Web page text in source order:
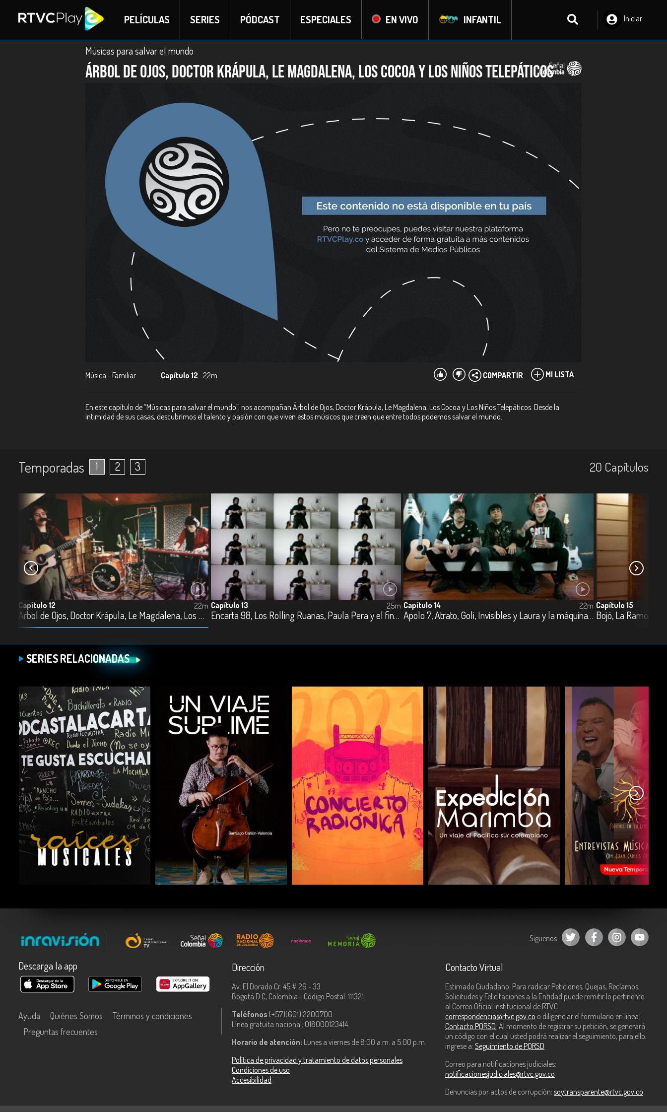
PELÍCULAS SERIES PÓDCAST ESPECIALES EN VIVO INFANTIL
Iniciar
Músicas para salvar el mundo
Árbol de Ojos, Doctor Krápula, Le Magdalena, Los Cocoa y Los Niños Telepáticos
Música - Familiar Capítulo 12 22m MI LISTA
COMPARTIR
En este capítulo de “Músicas para salvar el mundo”, nos acompañan Árbol de Ojos, Doctor Krápula, Le Magdalena, Los Cocoa y Los Niños Telepáticos. Desde la
intimidad de sus casas, descubrimos el talento y pasión con que viven estos músicos que creen que entre todos podemos salvar el mundo.
Temporadas 1 2 3 20 Capí­tulos
Capítulo 12
Árbol de Ojos, Doctor Krápula, Le Magdalena, Los Cocoa y Los Niños Telepáticos
22m Capítulo 13
Encarta 98, Los Rolling Ruanas, Paula Pera y el fin de los tiempos, Soy Emilia y Surcos
25m Capítulo 14
Apolo 7, Atrato, Goli, Invisibles y Laura y la máquina de escribir
22m Capítulo 15
SERIES RELACIONADAS
COMPARTIR COMPARTIR COMPARTIR
Síguenos
Descarga la app
Ayuda Quiénes Somos
Términos y condiciones
Preguntas frecuentes
Dirección
Av. El Dorado Cr. 45 # 26 - 33
Bogotá D.C, Colombia - Código Postal: 111321
Teléfonos (+57)(601) 2200700.
Línea gratuita nacional: 018000123414.
Horario de atención: Lunes a viernes de 8:00 a.m. a 5:00 p.m.
Política de privacidad y tratamiento de datos personales
Condiciones de uso
Accesibilidad
Contacto Virtual
Estimado Ciudadano: Para radicar Peticiones, Quejas, Reclamos,
Solicitudes y Felicitaciones a la Entidad puede remitir lo pertinente
al Correo Oficial Institucional de RTVC
correspondencia@rtvc.gov.co o diligenciar el formulario en línea:
Contacto PQRSD . Al momento de registrar su petición, se generará
un código con el cual usted podrá realizar el seguimiento, para ello,
ingrese a: Seguimiento de PQRSD
Correo para notificaciones judiciales:
notificacionesjudiciales@rtvc.gov.co
Denuncias por actos de corrupción: soytransparente@rtvc.gov.co